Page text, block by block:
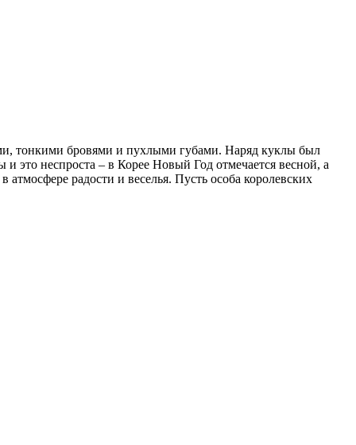
тонкими бровями и пухлыми губами. Наряд куклы был
это неспроста – в Корее Новый Год отмечается весной, а
радости и веселья. Пусть особа королевских